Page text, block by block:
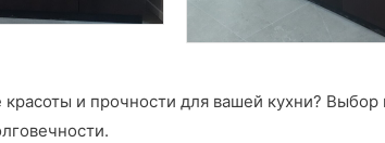
и прочности для вашей кухни?